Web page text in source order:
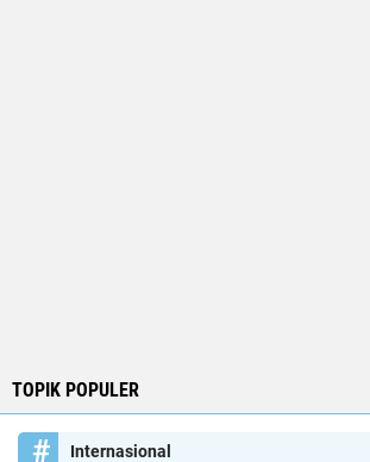
TOPIK POPULER
Internasional